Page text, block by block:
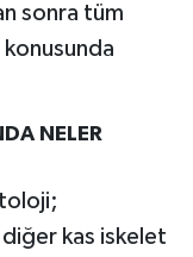
sonra tüm
NELER
kas iskelet